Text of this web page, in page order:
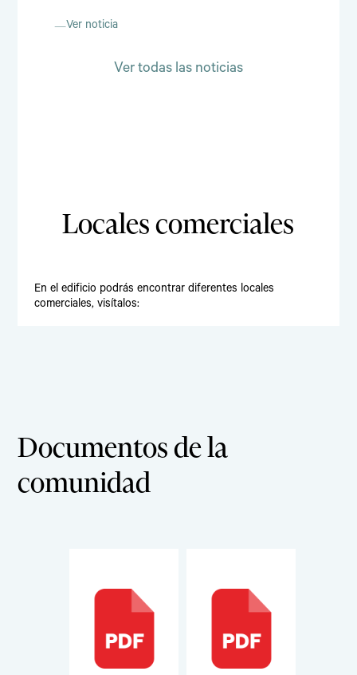
Ver noticia
Ver todas las noticias
Locales comerciales
En el edificio podrás encontrar diferentes locales
comerciales, visítalos:
Documentos de la
comunidad